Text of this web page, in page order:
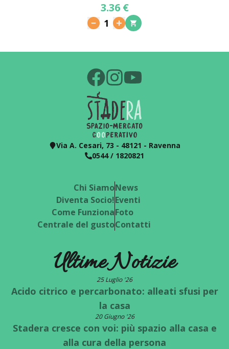
3.36 €
1
Via A. Cesari, 73 - 48121 - Ravenna
0544 / 1820821
Chi Siamo
Diventa Socio!
Come Funziona
Centrale del gusto
News
Eventi
Foto
Contatti
Ultime Notizie
25 Luglio '26
Acido citrico e percarbonato: alleati sfusi per
la casa
20 Giugno '26
Stadera cresce con voi: più spazio alla casa e
alla cura della persona